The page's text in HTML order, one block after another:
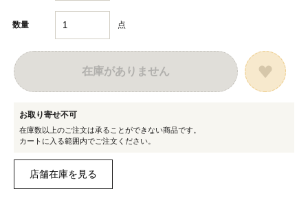
数量 点
在庫がありません
お取り寄せ不可
在庫数以上のご注文は承ることができない商品です。
カートに入る範囲内でご注文ください。